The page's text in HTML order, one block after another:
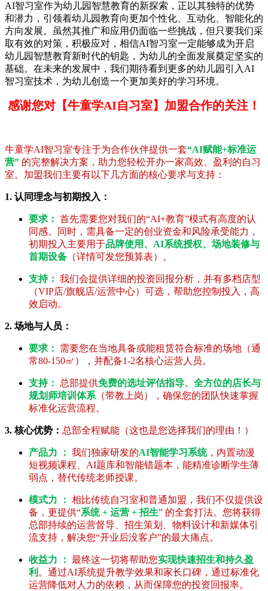
AI智习室作为幼儿园智慧教育的新探索，正以其独特的优势
和潜力，引领着幼儿园教育向更加个性化、互动化、智能化的
方向发展。虽然其推广和应用仍面临一些挑战，但只要我们采
取有效的对策，积极应对，相信AI智习室一定能够成为开启
幼儿园智慧教育新时代的钥匙，为幼儿的全面发展奠定坚实的
基础。在未来的发展中，我们期待看到更多的幼儿园引入AI
智习室技术，为幼儿创造一个更加美好的学习环境。
感谢您对【牛童学AI自习室】加盟合作的关注！
牛童学AI智习室专注于为合作伙伴提供一套“AI赋能+标准运
营” 的完整解决方案，助力您轻松开办一家高效、盈利的自习
室。加盟我们主要有以下几方面的核心要求与支持：
1. 认同理念与初期投入：
要求： 首先需要您对我们的“AI+教育”模式有高度的认
同感。同时，需具备一定的创业资金和风险承受能力，
初期投入主要用于品牌使用、AI系统授权、场地装修与
首期设备 （详情可发您预算表）。
支持： 我们会提供详细的投资回报分析，并有多档店型
（VIP店/旗舰店/运营中心）可选，帮助您控制投入，高
效启动。
2. 场地与人员：
要求：
需要您在当地具备或能租赁符合标准的场地（通
常80-150㎡），并配备1-2名核心运营人员。
支持： 总部提供免费的选址评估指导、全方位的店长与
规划师培训体系 （带教上岗），确保您的团队快速掌握
标准化运营流程。
3. 核心优势： 总部全程赋能（这也是您选择我们的理由！）
产品力 ： 我们独家研发的AI智能学习系统，内置动漫
短视频课程、AI题库和智能错题本，能精准诊断学生薄
弱点，替代传统老师授课。
模式力 ： 相比传统自习室和普通加盟，我们不仅提供设
备，更提供“系统 + 运营 + 招生” 的全套打法。您将获得
总部持续的运营督导、招生策划、物料设计和新媒体引
流支持，解决您“开业后没客户”的最大痛点。
收益力 ： 最终这一切将帮助您实现快速招生和持久盈
利 。通过AI系统提升教学效果和家长口碑，通过标准化
运营降低对人力的依赖，从而保障您的投资回报率。